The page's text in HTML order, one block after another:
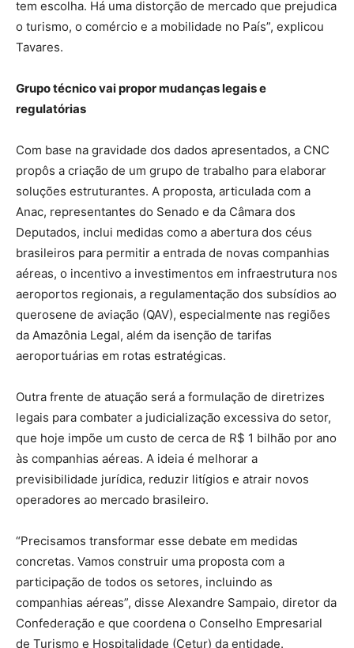
tem escolha. Há uma distorção de mercado que prejudica
o turismo, o comércio e a mobilidade no País”, explicou
Tavares.
Grupo técnico vai propor mudanças legais e
regulatórias
Com base na gravidade dos dados apresentados, a CNC
propôs a criação de um grupo de trabalho para elaborar
soluções estruturantes. A proposta, articulada com a
Anac, representantes do Senado e da Câmara dos
Deputados, inclui medidas como a abertura dos céus
brasileiros para permitir a entrada de novas companhias
aéreas, o incentivo a investimentos em infraestrutura nos
aeroportos regionais, a regulamentação dos subsídios ao
querosene de aviação (QAV), especialmente nas regiões
da Amazônia Legal, além da isenção de tarifas
aeroportuárias em rotas estratégicas.
Outra frente de atuação será a formulação de diretrizes
legais para combater a judicialização excessiva do setor,
que hoje impõe um custo de cerca de R$ 1 bilhão por ano
às companhias aéreas. A ideia é melhorar a
previsibilidade jurídica, reduzir litígios e atrair novos
operadores ao mercado brasileiro.
“Precisamos transformar esse debate em medidas
concretas. Vamos construir uma proposta com a
participação de todos os setores, incluindo as
companhias aéreas”, disse Alexandre Sampaio, diretor da
Confederação e que coordena o Conselho Empresarial
de Turismo e Hospitalidade (Cetur) da entidade.